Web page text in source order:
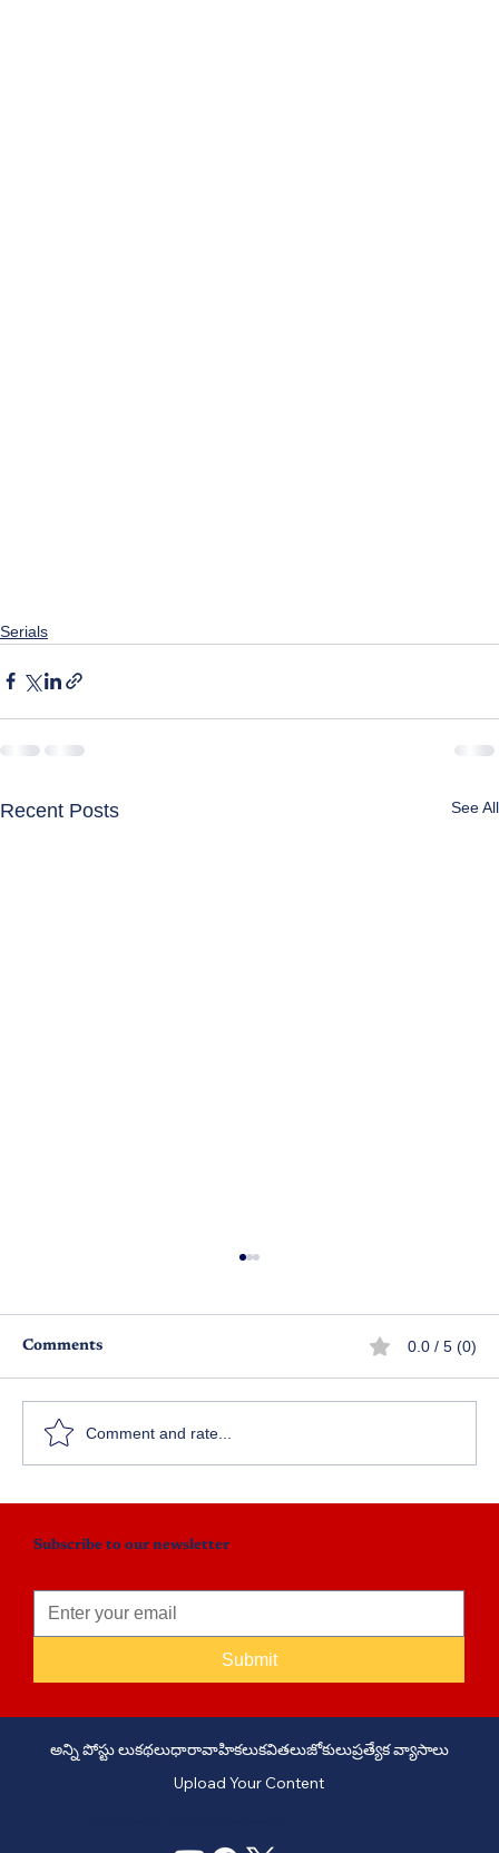
Serials
Recent Posts See All
కరికాల చోళుడు - పార్ట్ 97
Comments 0.0 / 5 (0)
Comment and rate...
Subscribe to our newsletter
Submit
అన్ని పోస్టు లుకథలుధారావాహికలుకవితలుజోకులుప్రత్యేక వ్యాసాలు
Upload Your Content